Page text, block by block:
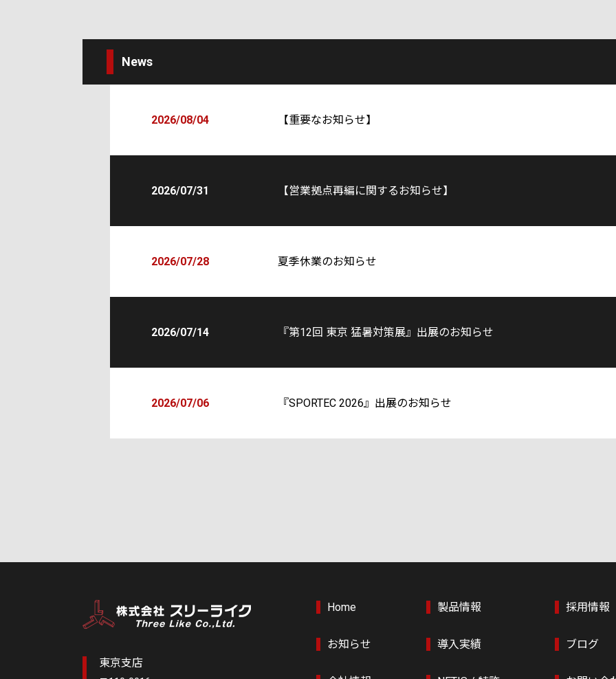
News
2026/08/04 【重要なお知らせ】
2026/07/31 【営業拠点再編に関するお知らせ】
2026/07/28 夏季休業のお知らせ
2026/07/14 『第12回 東京 猛暑対策展』出展のお知らせ
2026/07/06 『SPORTEC 2026』出展のお知らせ
東京支店
Home
お知らせ
製品情報
導入実績
採用情報
ブログ